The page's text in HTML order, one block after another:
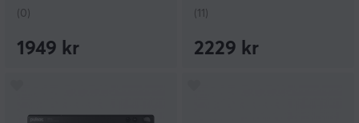
(0)
1949 kr
(11)
2229 kr